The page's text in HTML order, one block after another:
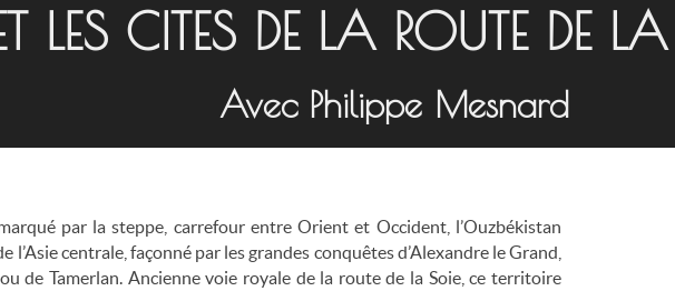
LES CITES DE LA ROUTE DE
Avec Philippe Mesnard
par la steppe, carrefour entre Orient et Occident, l’Ouzbékistan
l’Asie centrale, façonné par les grandes conquêtes d’Alexandre le Grand,
de Tamerlan. Ancienne voie royale de la route de la Soie, ce territoire